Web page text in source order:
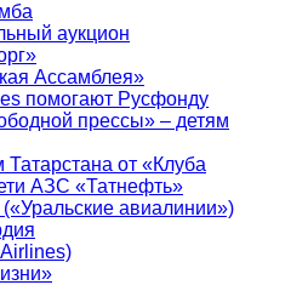
аукцион
Ассамблея»
помогают Русфонду
прессы» – детям
от «Клуба
АЗС «Татнефть»
авиалинии»)